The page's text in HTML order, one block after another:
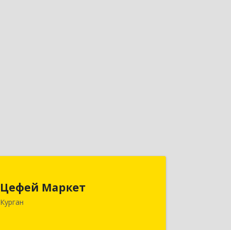
Цефей Маркет
Курган
640002, Курганская обл, Курган г,